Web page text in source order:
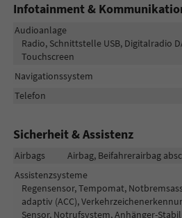
Infotainment &
Audioanlage
Radio, Schnittstelle USB, Digitalradio
Touchscreen
Navigationssystem
Telefon
Sicherheit & Assistenz
Airbags
Airbag, Beifahrerairbag
Assistenzsysteme
Regensensor, Tempomat,
adaptiv (ACC),
Sensor, Notrufsystem, Anhänger-